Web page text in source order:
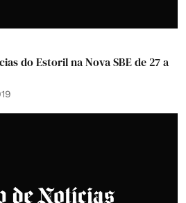
do Estoril na Nova SBE de 27 a